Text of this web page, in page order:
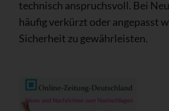
technisch anspruchsvoll. Bei
häufig verkürzt oder angepasst
Sicherheit zu gewährleisten.